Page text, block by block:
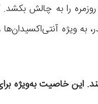
را به چالش
ویژه آنتی‌اکسیدان‌ها
این خاصیت به‌ویژه